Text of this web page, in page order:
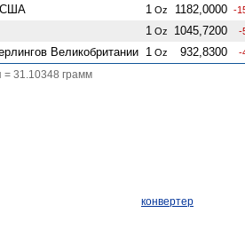
США 1 Oz 1182,0000 -
1 Oz 1045,7200 -
Велико­британии 1 Oz 932,8300 -
= 31.10348 грамм
конвертер